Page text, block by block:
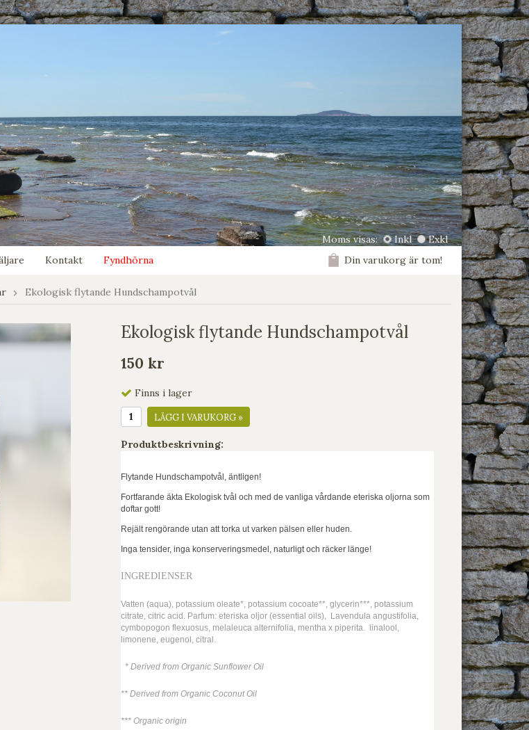
Moms visas: Inkl
Exkl
Kontakt Fyndhörna Din varukorg är tom!
Ekologisk flytande Hundschampotvål
Ekologisk flytande Hundschampotvål
150 kr
Finns i lager
LÄGG I VARUKORG »
Produktbeskrivning:
Flytande Hundschampotvål, äntligen!
Fortfarande äkta Ekologisk tvål och med de vanliga vårdande eteriska oljorna som
doftar gott!
Rejält rengörande utan att torka ut varken pälsen eller huden.
Inga tensider, inga konserveringsmedel, naturligt och räcker länge!
INGREDIENSER
Vatten (aqua), potassium oleate*, potassium cocoate**, glycerin***, potassium
citrate, citric acid. Parfum: eteriska oljor (essential oils), Lavendula angustifolia,
cymbopogon flexuosus, melaleuca alternifolia, mentha x piperita. linalool,
limonene, eugenol, citral.
* Derived from Organic Sunflower Oil
** Derived from Organic Coconut Oil
*** Organic origin